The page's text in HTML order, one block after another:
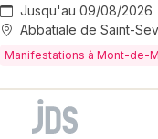
Jusqu'au 09/08/2026
Abbatiale de Saint-
Manifestations à Mont-de-